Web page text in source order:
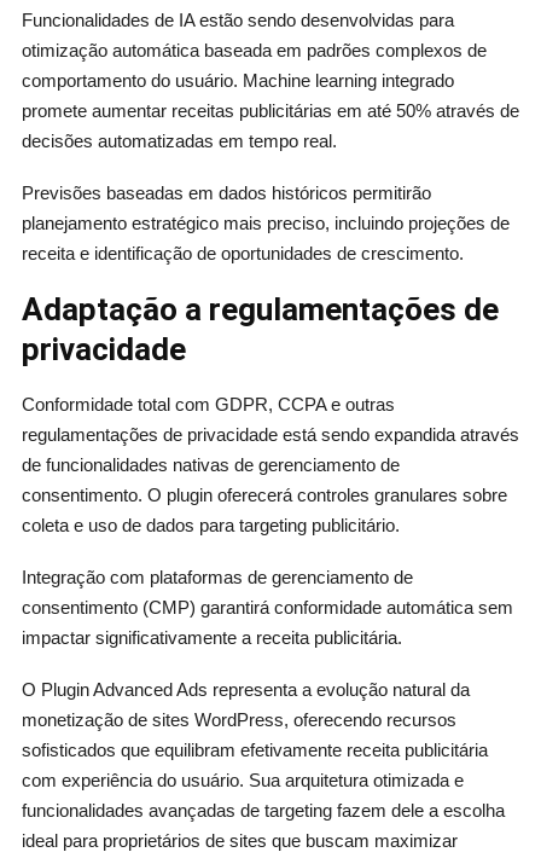
Funcionalidades de IA estão sendo desenvolvidas para
otimização automática baseada em padrões complexos de
comportamento do usuário. Machine learning integrado
promete aumentar receitas publicitárias em até 50% através de
decisões automatizadas em tempo real.
Previsões baseadas em dados históricos permitirão
planejamento estratégico mais preciso, incluindo projeções de
receita e identificação de oportunidades de crescimento.
Adaptação a regulamentações de
privacidade
Conformidade total com GDPR, CCPA e outras
regulamentações de privacidade está sendo expandida através
de funcionalidades nativas de gerenciamento de
consentimento. O plugin oferecerá controles granulares sobre
coleta e uso de dados para targeting publicitário.
Integração com plataformas de gerenciamento de
consentimento (CMP) garantirá conformidade automática sem
impactar significativamente a receita publicitária.
O Plugin Advanced Ads representa a evolução natural da
monetização de sites WordPress, oferecendo recursos
sofisticados que equilibram efetivamente receita publicitária
com experiência do usuário. Sua arquitetura otimizada e
funcionalidades avançadas de targeting fazem dele a escolha
ideal para proprietários de sites que buscam maximizar